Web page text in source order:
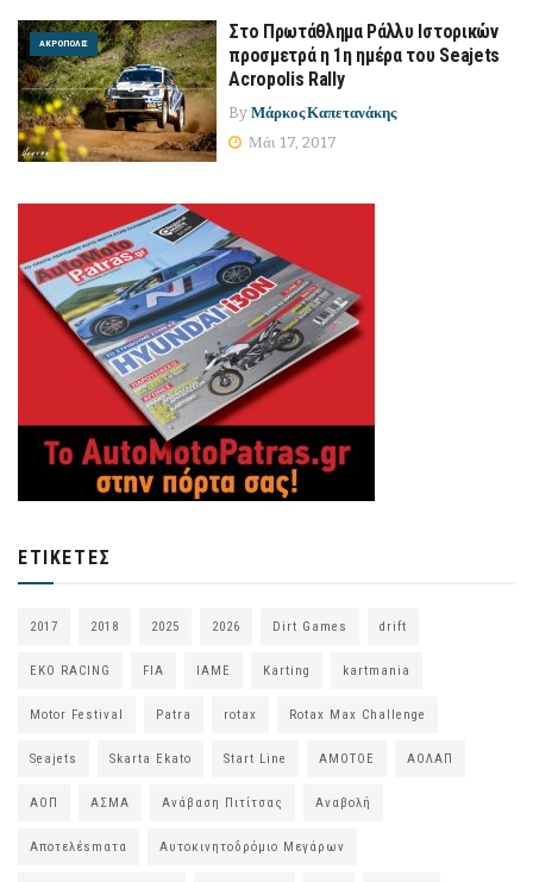
ΑΚΡΌΠΟΛΙΣ
Στο Πρωτάθλημα Ράλλυ Ιστορικών
προσμετρά η 1η ημέρα του Seajets
Acropolis Rally
By Μάρκος Καπετανάκης
Μάι 17, 2017
ΕΤΙΚΈΤΕΣ
2017 2018 2025 2026 Dirt Games drift
EKO RACING FIA IAME Karting kartmania
Motor Festival Patra rotax Rotax Max Challenge
Seajets Skarta Ekato Start Line ΑΜΟΤΟΕ ΑΟΛΑΠ
ΑΟΠ ΑΣΜΑ Ανάβαση Πιτίτσας Αναβολή
Αποτελέsmατα Αυτοκινητοδρόμιο Μεγάρων